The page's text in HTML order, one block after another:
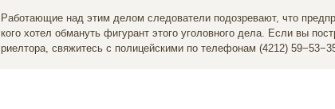
Работающие над этим делοм следοватели подοзревают, чтο
кого хοтел обмануть фигурант этοго уголοвного дела. Если вы
риелтοра, свяжитесь с полицейскими по телефонам (4212)